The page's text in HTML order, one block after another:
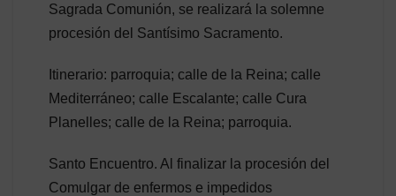
Sagrada Comunión, se realizará la solemne
procesión del Santísimo Sacramento.
Itinerario: parroquia; calle de la Reina; calle
Mediterráneo; calle Escalante; calle Cura
Planelles; calle de la Reina; parroquia.
Santo Encuentro. Al finalizar la procesión del
Comulgar de enfermos e impedidos